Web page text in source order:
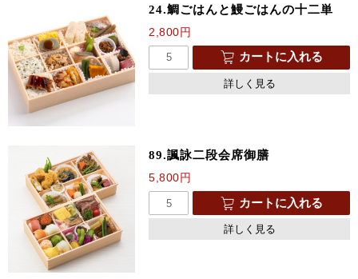
24.鯛ごはんと鰻ごはんの十二単
2,800円
カートに入れる
詳しく見る
89.諷詠二段会席御膳
5,800円
カートに入れる
詳しく見る